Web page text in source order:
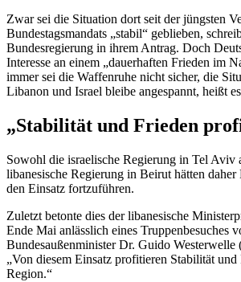
Zwar sei die Situation dort seit der jüngsten
Bundestagsmandats „stabil“ geblieben,
Bundesregierung in ihrem Antrag. Doch
Interesse an einem „dauerhaften Frieden im
immer sei die Waffenruhe nicht sicher, die
Libanon und Israel bleibe angespannt, heißt
„Stabilität und Frieden
Sowohl die israelische Regierung in Tel Aviv
libanesische Regierung in Beirut hätten daher
den Einsatz fortzuführen.
Zuletzt betonte dies der libanesische
Ende Mai anlässlich eines Truppenbesuches
Bundesaußenminister Dr. Guido
„Von diesem Einsatz profitieren Stabilität und
Region.“